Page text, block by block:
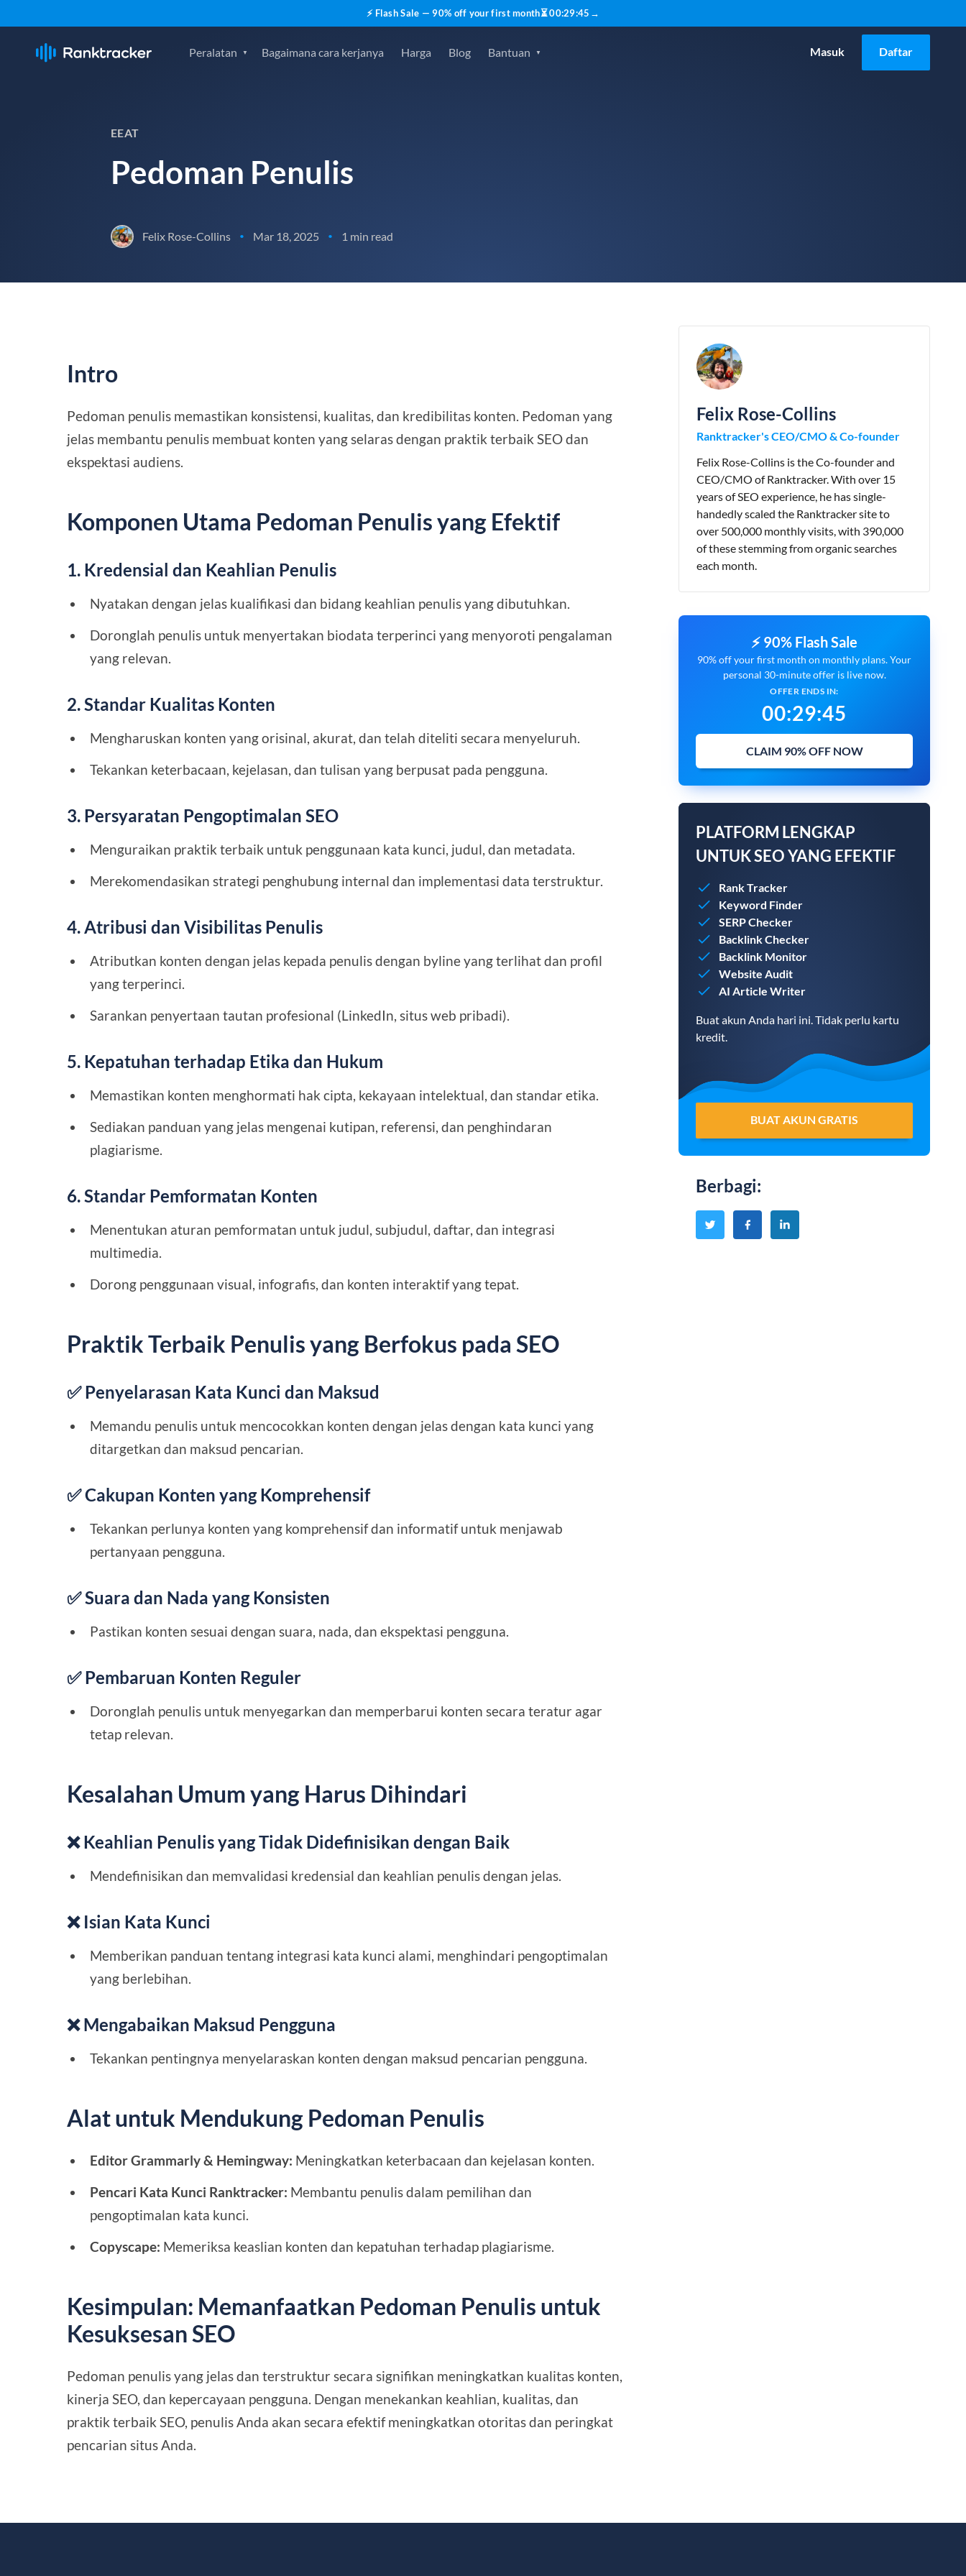
⚡ Flash Sale — 90% off your first month⏳00:29:44 →
Peralatan Bagaimana cara kerjanya Harga Blog Bantuan Masuk Daftar
EEAT
Pedoman Penulis
Felix Rose-Collins • Mar 18, 2025 • 1 min read
Intro
Pedoman penulis memastikan konsistensi, kualitas, dan kredibilitas konten. Pedoman yang
jelas membantu penulis membuat konten yang selaras dengan praktik terbaik SEO dan
ekspektasi audiens.
Komponen Utama Pedoman Penulis yang Efektif
1. Kredensial dan Keahlian Penulis
Nyatakan dengan jelas kualifikasi dan bidang keahlian penulis yang dibutuhkan.
Doronglah penulis untuk menyertakan biodata terperinci yang menyoroti pengalaman
yang relevan.
2. Standar Kualitas Konten
Mengharuskan konten yang orisinal, akurat, dan telah diteliti secara menyeluruh.
Tekankan keterbacaan, kejelasan, dan tulisan yang berpusat pada pengguna.
3. Persyaratan Pengoptimalan SEO
Menguraikan praktik terbaik untuk penggunaan kata kunci, judul, dan metadata.
Merekomendasikan strategi penghubung internal dan implementasi data terstruktur.
4. Atribusi dan Visibilitas Penulis
Atributkan konten dengan jelas kepada penulis dengan byline yang terlihat dan profil
yang terperinci.
Sarankan penyertaan tautan profesional (LinkedIn, situs web pribadi).
5. Kepatuhan terhadap Etika dan Hukum
Memastikan konten menghormati hak cipta, kekayaan intelektual, dan standar etika.
Sediakan panduan yang jelas mengenai kutipan, referensi, dan penghindaran
plagiarisme.
6. Standar Pemformatan Konten
Menentukan aturan pemformatan untuk judul, subjudul, daftar, dan integrasi
multimedia.
Dorong penggunaan visual, infografis, dan konten interaktif yang tepat.
Praktik Terbaik Penulis yang Berfokus pada SEO
✅ Penyelarasan Kata Kunci dan Maksud
Memandu penulis untuk mencocokkan konten dengan jelas dengan kata kunci yang
ditargetkan dan maksud pencarian.
✅ Cakupan Konten yang Komprehensif
Tekankan perlunya konten yang komprehensif dan informatif untuk menjawab
pertanyaan pengguna.
✅ Suara dan Nada yang Konsisten
Pastikan konten sesuai dengan suara, nada, dan ekspektasi pengguna.
✅ Pembaruan Konten Reguler
Doronglah penulis untuk menyegarkan dan memperbarui konten secara teratur agar
tetap relevan.
Kesalahan Umum yang Harus Dihindari
❌ Keahlian Penulis yang Tidak Didefinisikan dengan Baik
Mendefinisikan dan memvalidasi kredensial dan keahlian penulis dengan jelas.
❌ Isian Kata Kunci
Memberikan panduan tentang integrasi kata kunci alami, menghindari pengoptimalan
yang berlebihan.
❌ Mengabaikan Maksud Pengguna
Tekankan pentingnya menyelaraskan konten dengan maksud pencarian pengguna.
Alat untuk Mendukung Pedoman Penulis
Editor Grammarly & Hemingway: Meningkatkan keterbacaan dan kejelasan konten.
Pencari Kata Kunci Ranktracker: Membantu penulis dalam pemilihan dan
pengoptimalan kata kunci.
Copyscape: Memeriksa keaslian konten dan kepatuhan terhadap plagiarisme.
Kesimpulan: Memanfaatkan Pedoman Penulis untuk
Kesuksesan SEO
Pedoman penulis yang jelas dan terstruktur secara signifikan meningkatkan kualitas konten,
kinerja SEO, dan kepercayaan pengguna. Dengan menekankan keahlian, kualitas, dan
praktik terbaik SEO, penulis Anda akan secara efektif meningkatkan otoritas dan peringkat
pencarian situs Anda.
Felix Rose-Collins
Ranktracker's CEO/CMO & Co-founder
Felix Rose-Collins is the Co-founder and
CEO/CMO of Ranktracker. With over 15
years of SEO experience, he has single-
handedly scaled the Ranktracker site to
over 500,000 monthly visits, with 390,000
of these stemming from organic searches
each month.
⚡ 90% Flash Sale
90% off your first month on monthly plans. Your
personal 30-minute offer is live now.
OFFER ENDS IN:
00:29:44
CLAIM 90% OFF NOW
PLATFORM LENGKAP
UNTUK SEO YANG EFEKTIF
Rank Tracker
Keyword Finder
SERP Checker
Backlink Checker
Backlink Monitor
Website Audit
AI Article Writer
Buat akun Anda hari ini. Tidak perlu kartu
kredit.
BUAT AKUN GRATIS
Berbagi: